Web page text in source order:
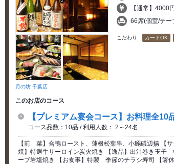
月の坊 千葉店
【通常】4000
66席(個室/テー
こだわり カードOK
このお店のコース
【プレミアム宴会コース】お料理全10
コース品数：10品 / 利用人数： 2～24名
【前 菜】合鴨ロースト、蓮根松葉串、小鰯礒辺揚 【
焼】特選牛サーロイン炭火焼き 【逸品】出汁巻き玉
ーブ岩塩焼き 【お食事】特製 季節のチラシ寿司 【